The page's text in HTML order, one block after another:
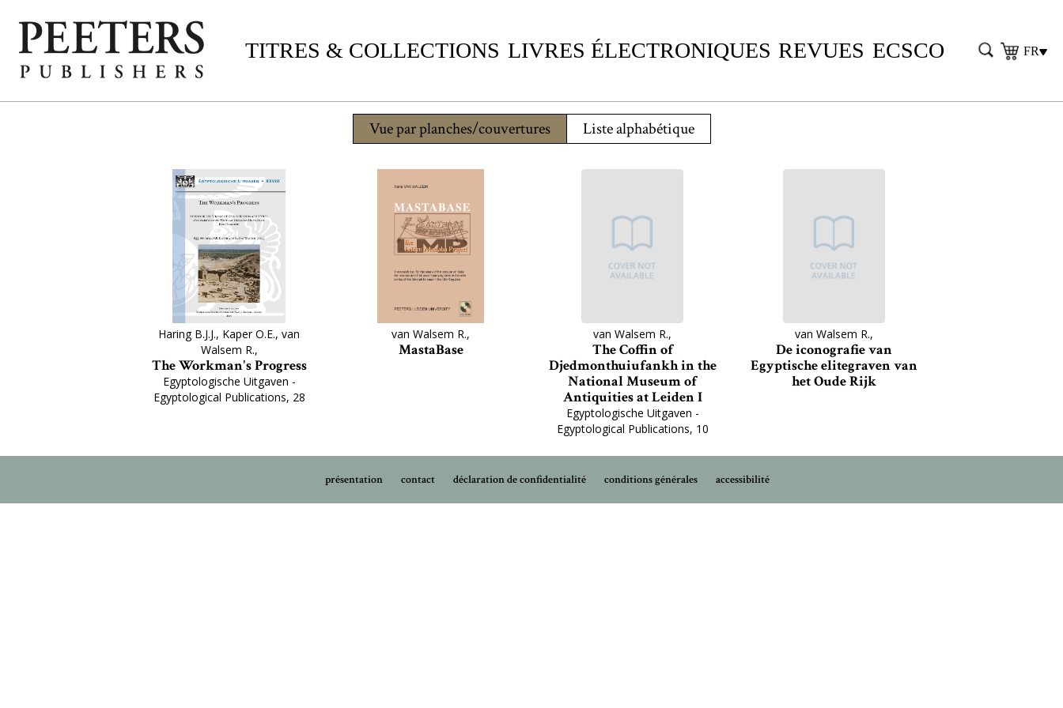
TITRES & COLLECTIONS LIVRES ÉLECTRONIQUES REVUES ECSCO FR
Vue par planches/couvertures Liste alphabétique
Haring B.J.J., Kaper O.E., van
Walsem R.,
The Workman's Progress
Egyptologische Uitgaven -
Egyptological Publications, 28
van Walsem R.,
MastaBase
van Walsem R.,
The Coffin of
Djedmonthuiufankh in the
National Museum of
Antiquities at Leiden I
Egyptologische Uitgaven -
Egyptological Publications, 10
van Walsem R.,
De iconografie van
Egyptische elitegraven van
het Oude Rijk
présentation contact déclaration de confidentialité conditions générales accessibilité